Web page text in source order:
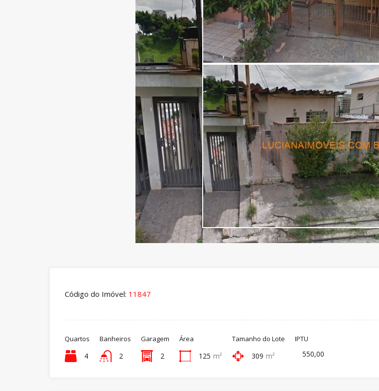
Código do Imóvel: 11847
Quartos
4
Banheiros
2
Garagem
2
Área
125 m²
Tamanho do Lote
309 m²
IPTU
550,00